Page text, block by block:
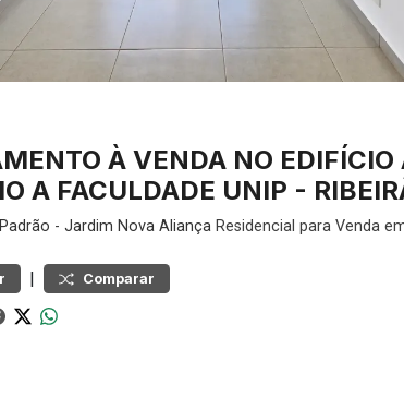
À VENDA NO
A FACULDADE UNIP -
Padrão - Jardim Nova Aliança Residencial para Venda
| Comparar